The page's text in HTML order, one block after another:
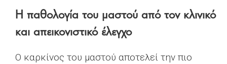
Η παθολογία του μαστού από τον κλινικό
και απεικονιστικό έλεγχο
Ο καρκίνος του μαστού αποτελεί την πιο